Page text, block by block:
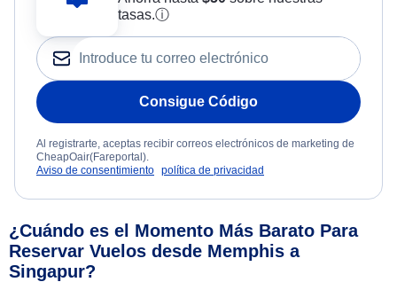
tasas.ⓘ
Consigue Código
Al registrarte, aceptas recibir correos electrónicos de marketing de
CheapOair(Fareportal).
Aviso de consentimiento política de privacidad
¿Cuándo es el Momento Más Barato Para
Reservar Vuelos desde Memphis a
Singapur?